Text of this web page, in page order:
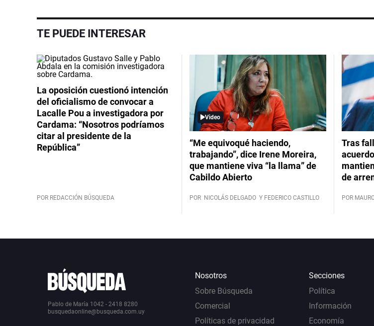
TE PUEDE INTERESAR
La oposición cuestionó intención
del oficialismo de convocar a
Lacalle Pou a investigadora por
Cardama: “Nosotros podríamos
citar al presidente de la
República”
POR REDACCIÓN BÚSQUEDA
Video
“Me equivoqué haciendo,
trabajando”, dice Irene Moreira,
que mantiene viva “la llama” de
Cabildo Abierto
POR NICOLÁS DELGADO Y FEDERICO CASTILLO
Tras
de
POR
Pablo de María 1042 - 2418 8280
busquedaonline@busqueda.com.uy
Nosotros
Sobre Búsqueda
Comercial
Políticas de privacidad
Secciones
Política
Información
Economía